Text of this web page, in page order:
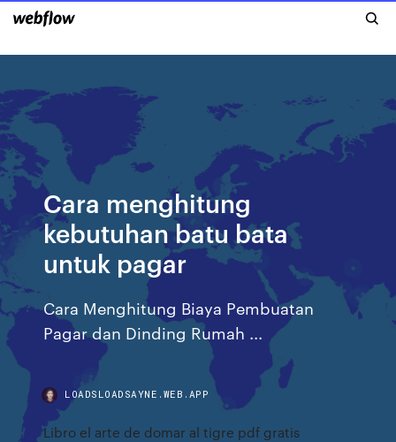
Cara menghitung
kebutuhan batu bata
untuk pagar
Cara Menghitung Biaya Pembuatan
Pagar dan Dinding Rumah ...
LOADSLOADSAYNE.WEB.APP
Libro el arte de domar al tigre pdf gratis